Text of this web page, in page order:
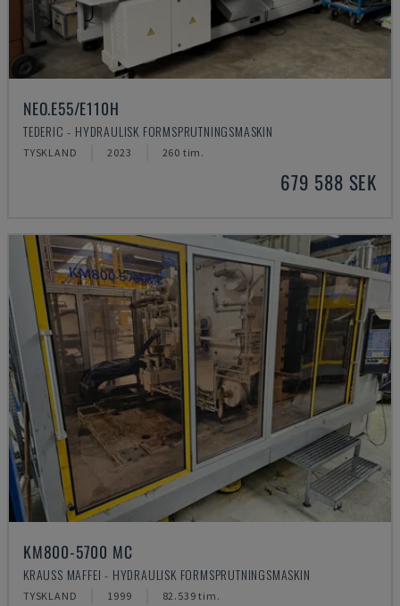
NEO.E55/E110H
TEDERIC - HYDRAULISK FORMSPRUTNINGSMASKIN
TYSKLAND 2023 260 tim.
679 588 SEK
KM800-5700 MC
KRAUSS MAFFEI - HYDRAULISK FORMSPRUTNINGSMASKIN
TYSKLAND 1999 82.539 tim.